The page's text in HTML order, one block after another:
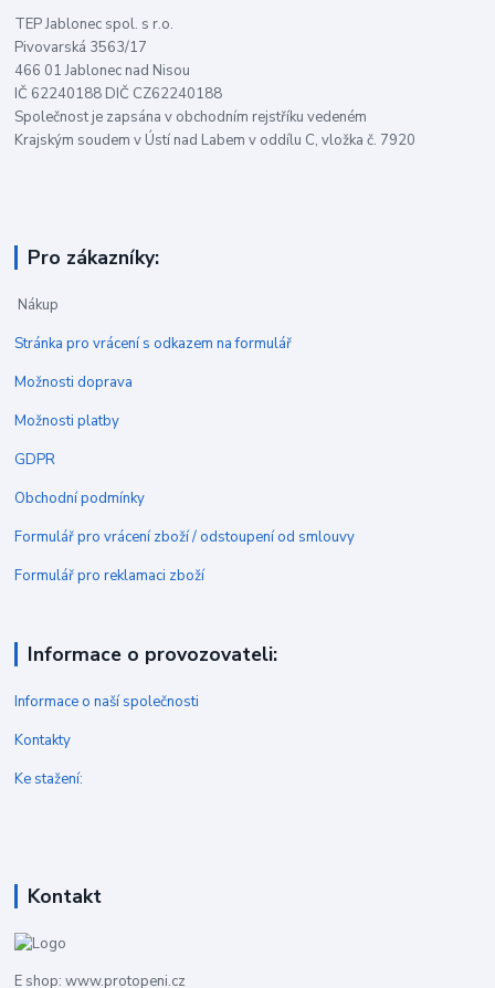
TEP Jablonec spol. s r.o.
Pivovarská 3563/17
466 01 Jablonec nad Nisou
IČ 62240188 DIČ CZ62240188
Společnost je zapsána v obchodním rejstříku vedeném
Krajským soudem v Ústí nad Labem v oddílu C, vložka č. 7920
Pro zákazníky:
Nákup
Stránka pro vrácení s odkazem na formulář
Možnosti doprava
Možnosti platby
GDPR
Obchodní podmínky
Formulář pro vrácení zboží / odstoupení od smlouvy
Formulář pro reklamaci zboží
Informace o provozovateli:
Informace o naší společnosti
Kontakty
Ke stažení:
Kontakt
E shop: www.protopeni.cz